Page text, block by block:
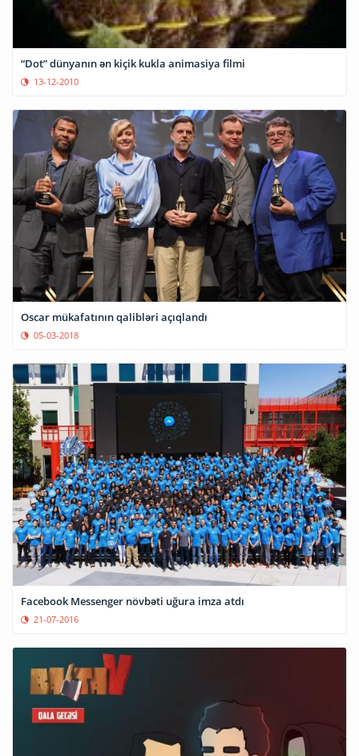
“Dot” dünyanın ən kiçik kukla animasiya filmi
13-12-2010
Oscar mükafatının qalibləri açıqlandı
05-03-2018
Facebook Messenger növbəti uğura imza atdı
21-07-2016